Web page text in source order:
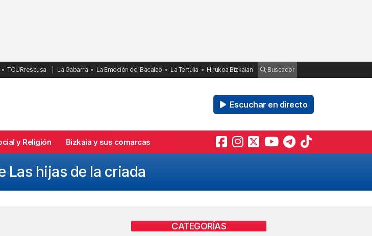
TOURrescusa La Gabarra La Emoción del Bacalao La Tertulia Hirukoa Bizkaian Buscador
Escuchar en directo
y Religión Bizkaia y sus comarcas
Las hijas de la criada
CATEGORÍAS